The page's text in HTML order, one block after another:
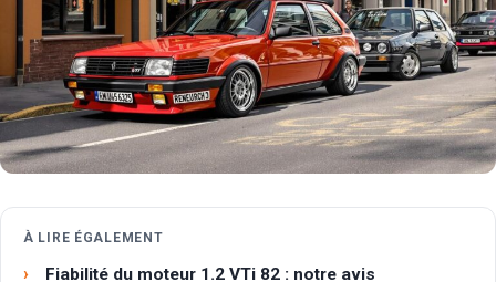
À LIRE ÉGALEMENT
Fiabilité du moteur 1.2 VTi 82 : notre avis